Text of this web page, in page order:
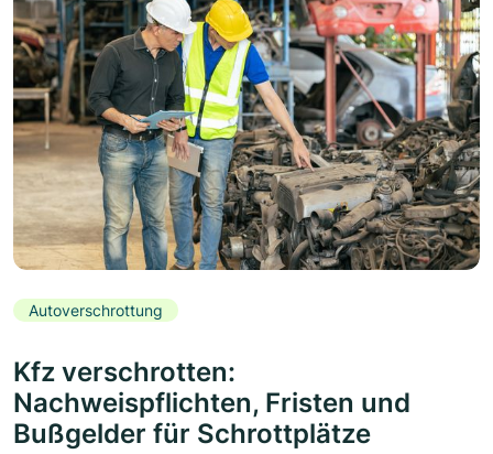
Autoverschrottung
Kfz verschrotten:
Nachweispflichten, Fristen und
Bußgelder für Schrottplätze